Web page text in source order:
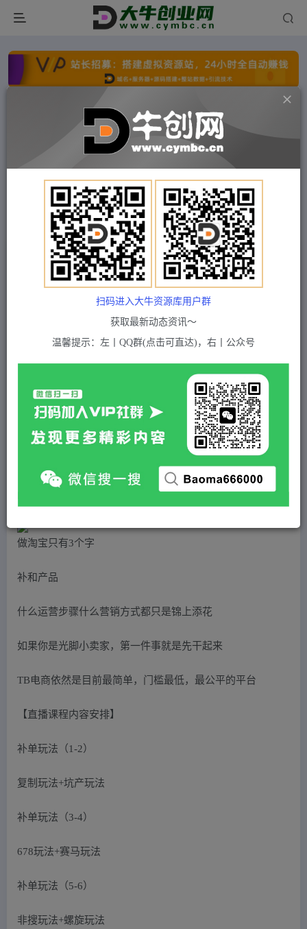
点击开通分站+ 每日收入300+
文字广告火爆招租 文字广告火爆招租
文字广告火爆招租
文字广告火爆招租 文字广告火爆招租
付费项目 中创网 正文
（5095期）2023最新淘宝补单特训营，8种补单方
法总有一种适合你！
5 积分
黄金会员 2 超级会员(永久VIP) 免费
站长QQ：1970819299
付费资源
做淘宝只有3个字
补和产品
什么运营步骤什么营销方式都只是锦上添花
如果你是光脚小卖家，第一件事就是先干起来
TB电商依然是目前最简单，门槛最低，最公平的平台
【直播课程内容安排】
补单玩法（1-2）
复制玩法+坑产玩法
补单玩法（3-4）
678玩法+赛马玩法
补单玩法（5-6）
非搜玩法+螺旋玩法
扫码进入大牛资源库用户群
获取最新动态资讯～
温馨提示：左丨QQ群(点击可直达)，右丨公众号